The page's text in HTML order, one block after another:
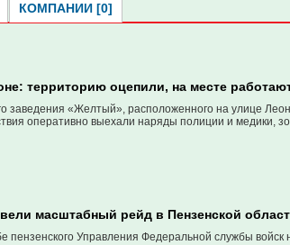
КОМПАНИИ [0]
территорию оцепили, на месте
заведения «Желтый», расположенного на улице
оперативно выехали наряды полиции и медики,
масштабный рейд в Пензенской
пензенского Управления Федеральной службы